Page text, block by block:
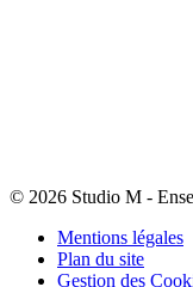
© 2026 Studio M -
Mentions légales
Plan du site
Gestion des